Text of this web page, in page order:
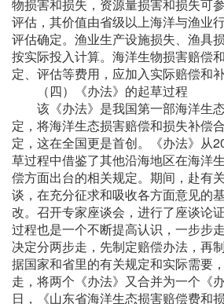
物损害和损失，资源量损害和损失可
评估，其价值由省级以上海洋与渔业
评估确定。渔业生产设施损失、渔具
按实际投入计算。海洋生物损害赔偿
定、评估等费用，应加入实际赔偿和补
（四）《办法》的起草过程
该《办法》是我国第一部海洋生
定，将海洋生态损害赔偿和损失补偿
定，这在全国更是首创。《办法》从
草过程中借鉴了其他沿海地区在海洋
偿方面出台的相关规定。期间，赴有
谈，在充分征求和吸收各方面意见的
改。召开专家座谈会，进行了座谈论
过程也是一个不断提高认识，一步步
决定分两步走，先制定赔偿办法，再
据国家和省里的有关规定和实际需要
走，将两个《办法》又合并为一个《
日，《山东省海洋生态损害赔偿费和